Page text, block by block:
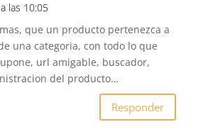
las 10:05
que un producto pertenezca a
una categoria, con todo lo que
url amigable, buscador,
del producto…
Responder